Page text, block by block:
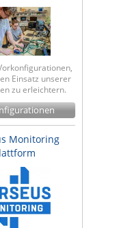
Einsatz unserer
zu erleichtern.
Monitoring